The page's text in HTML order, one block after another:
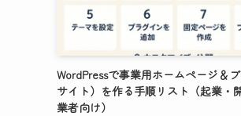
WordPressで事業用ホームページ＆
サイト）を作る手順リスト（起業・
業者向け）